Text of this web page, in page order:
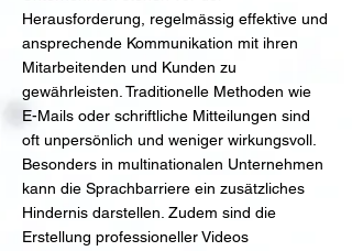
Herausforderung, regelmässig effektive und
ansprechende Kommunikation mit ihren
Mitarbeitenden und Kunden zu
gewährleisten. Traditionelle Methoden wie
E-Mails oder schriftliche Mitteilungen sind
oft unpersönlich und weniger wirkungsvoll.
Besonders in multinationalen Unternehmen
kann die Sprachbarriere ein zusätzliches
Hindernis darstellen. Zudem sind die
Erstellung professioneller Videos